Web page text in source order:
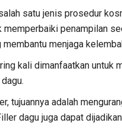
satu jenis prosedur
memperbaiki penampilan
membantu menjaga
kali dimanfaatkan untuk
tujuannya adalah
dagu juga dapat